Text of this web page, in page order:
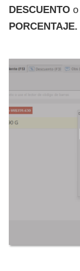
DESCUENTO
PORCENTAJE.